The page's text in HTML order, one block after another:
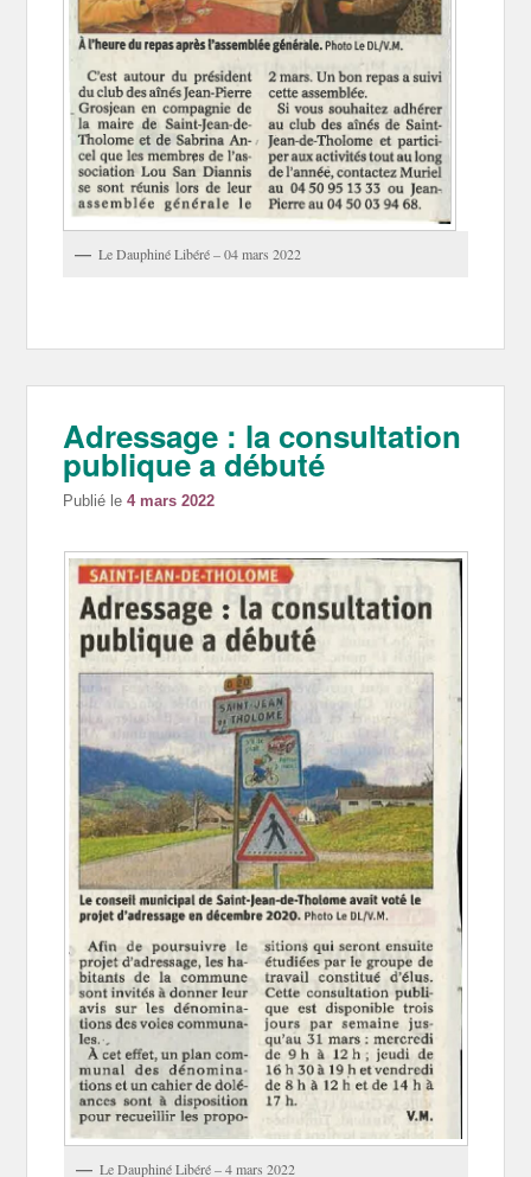
Le Dauphiné Libéré – 04 mars 2022
Adressage : la consultation
publique a débuté
Publié le4 mars 2022
Le Dauphiné Libéré – 4 mars 2022